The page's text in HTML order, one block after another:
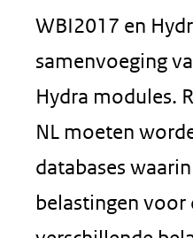
WBI2017 en
samenvoeging
Hydra modules.
NL moeten
databases
belastingen